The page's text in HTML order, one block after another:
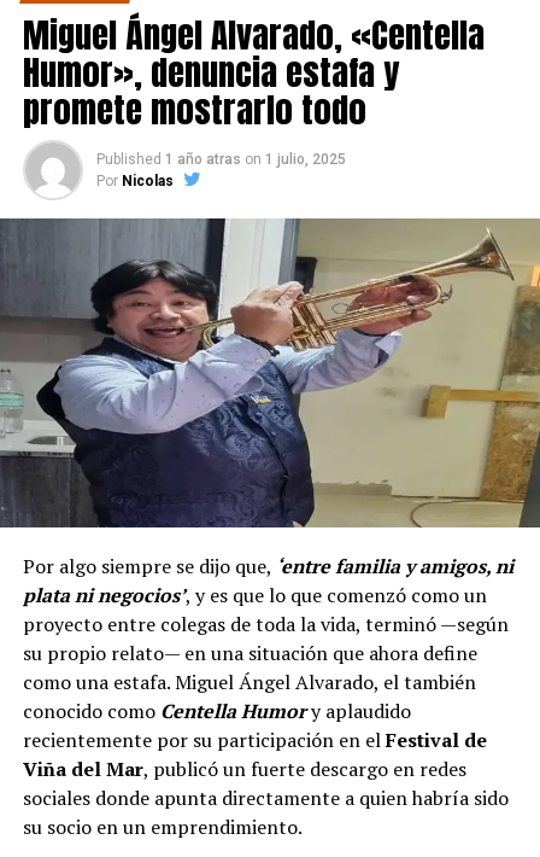
Miguel Ángel Alvarado, «Centella
Humor», denuncia estafa y
promete mostrarlo todo
Published 1 año atras on 1 julio, 2025
Por Nicolas
Por algo siempre se dijo que, ‘entre familia y amigos, ni
plata ni negocios’, y es que lo que comenzó como un
proyecto entre colegas de toda la vida, terminó —según
su propio relato— en una situación que ahora define
como una estafa. Miguel Ángel Alvarado, el también
conocido como Centella Humory aplaudido
recientemente por su participación en elFestival de
Viña del Mar, publicó un fuerte descargo en redes
sociales donde apunta directamente a quien habría sido
su socio en un emprendimiento.